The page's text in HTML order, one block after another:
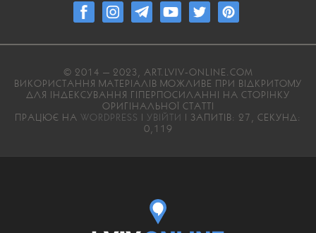
© 2014 — 2023, ART.LVIV-ONLINE.COM
ВИКОРИСТАННЯ МАТЕРІАЛІВ МОЖЛИВЕ ПРИ ВІДКРИТОМУ
ДЛЯ ІНДЕКСУВАННЯ ГІПЕРПОСИЛАННІ НА СТОРІНКУ
ОРИГІНАЛЬНОЇ СТАТТІ
ПРАЦЮЄ НА WORDPRESS | УВІЙТИ | ЗАПИТІВ: 27, СЕКУНД:
0,119